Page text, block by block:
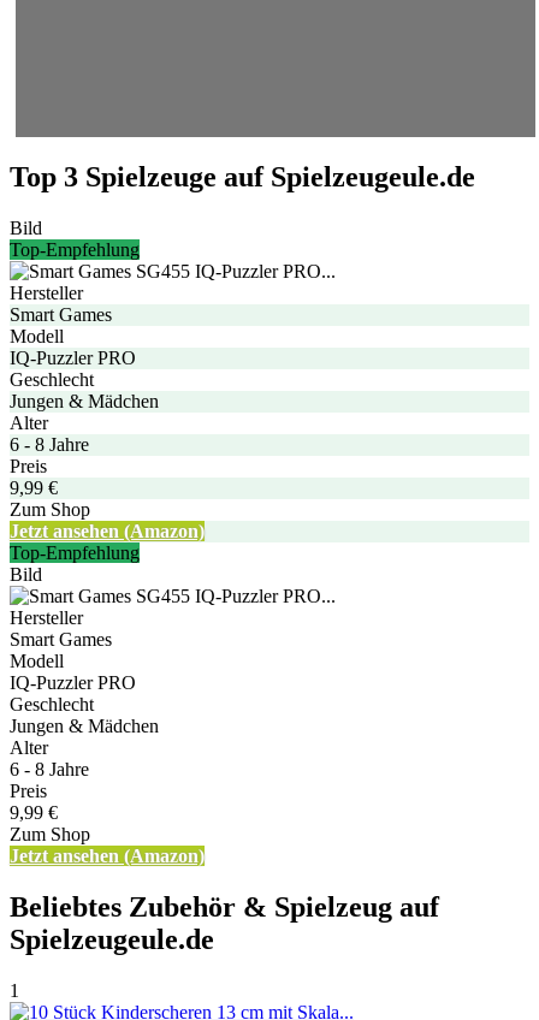
Top 3 Spielzeuge auf Spielzeugeule.de
Bild
Top-Empfehlung
Hersteller
Smart Games
Modell
IQ-Puzzler PRO
Geschlecht
Jungen & Mädchen
Alter
6 - 8 Jahre
Preis
9,99 €
Zum Shop
Jetzt ansehen (Amazon)
Top-Empfehlung
Bild
Hersteller
Smart Games
Modell
IQ-Puzzler PRO
Geschlecht
Jungen & Mädchen
Alter
6 - 8 Jahre
Preis
9,99 €
Zum Shop
Jetzt ansehen (Amazon)
Beliebtes Zubehör & Spielzeug auf
Spielzeugeule.de
1